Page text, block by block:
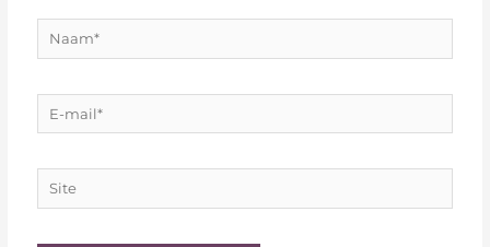
Naam*
mail*
Site